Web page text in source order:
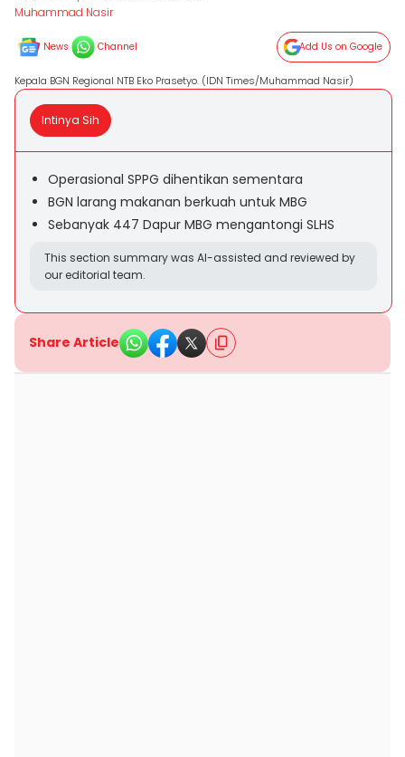
Muhammad Nasir
News Channel Add Us on Google
Kepala BGN Regional NTB Eko Prasetyo. (IDN Times/Muhammad Nasir)
Intinya Sih
Operasional SPPG dihentikan sementara
BGN larang makanan berkuah untuk MBG
Sebanyak 447 Dapur MBG mengantongi SLHS
This section summary was AI-assisted and reviewed by
our editorial team.
Share Article